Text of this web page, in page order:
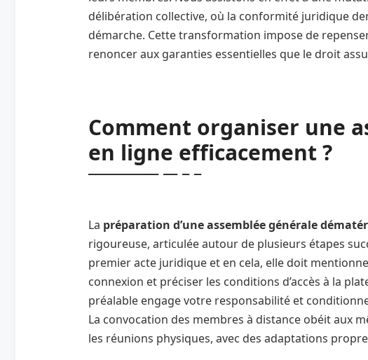
délibération collective, où la conformité juridique
démarche. Cette transformation impose de
renoncer aux garanties essentielles que le droit
Comment organiser une
en ligne efficacement ?
La préparation d’une assemblée générale
rigoureuse, articulée autour de plusieurs étapes
premier acte juridique et en cela, elle doit
connexion et préciser les conditions d’accès à la
préalable engage votre responsabilité et
La convocation des membres à distance obéit aux
les réunions physiques, avec des adaptations